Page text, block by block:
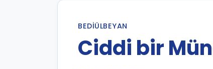
BEDIÜLBEYAN
Ciddi bir